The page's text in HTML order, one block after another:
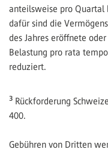
anteilsweise pro Quartal
dafür sind die
des Jahres eröffnete
Belastung pro rata
reduziert.
3 Rückforderung
400.
Gebühren von Dritten